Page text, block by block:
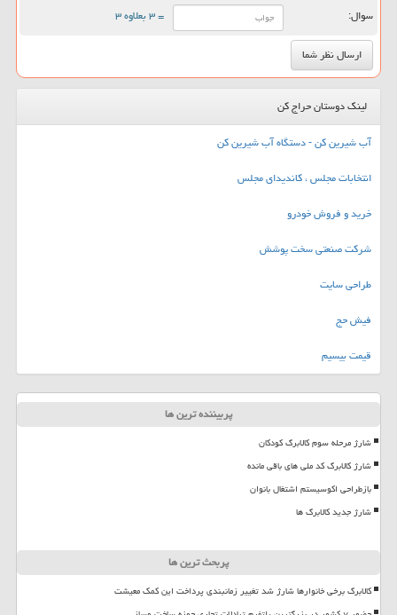
سوال: = ۳ بعلاوه ۳
لینک دوستان حراج کن
آب شیرین کن - دستگاه آب شیرین کن
انتخابات مجلس ، کاندیدای مجلس
خرید و فروش خودرو
شرکت صنعتی سخت پوشش
طراحی سایت
فیش حج
قیمت بیسیم
پربیننده ترین ها
شارژ مرحله سوم کالابرگ کودکان
شارژ کالابرگ کد ملی های باقی مانده
بازطراحی اکوسیستم اشتغال بانوان
شارژ جدید کالابرگ ها
پربحث ترین ها
کالابرگ برخی خانوارها شارژ شد تغییر زمانبندی پرداخت این کمک معیشت